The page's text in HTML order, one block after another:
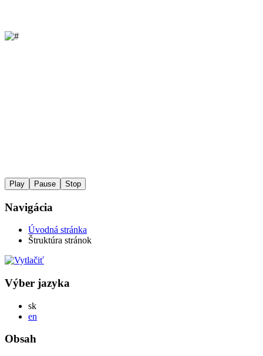
Play Pause Stop
Navigácia
Úvodná stránka
Štruktúra stránok
Výber jazyka
skSlovensky
en
Obsah